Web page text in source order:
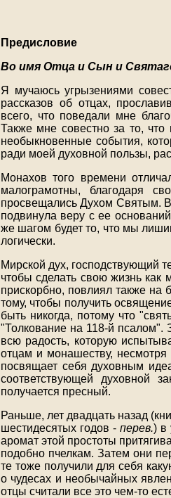
Предисловие
Во имя Отца и Сын и
Я мучаюсь угрызениями
рассказов об отцах,
всего, что поведали мне
Также мне совестно за то,
необыкновенные события,
ради моей духовной пользы,
Монахов того времени
малограмотны, благодаря
просвещались Духом Святым. В
подвинула веру с ее
же шагом будет то, что мы
логически.
Мирской дух, господствующий
чтобы сделать свою жизнь как
прискорбно, повлиял также на
тому, чтобы получить
быть никогда, потому что
"Толкование на 118-й псалом".
всю радость, которую
отцам и монашеству,
посвящает себя духовным
соответствующей духовной
получается пресный.
Раньше, лет двадцать назад
шестидесятых годов -перев.) в
аромат этой простоты
подобно пчелкам. Затем они
те тоже получили для себя
о чудесах и необычайных
отцы считали все это чем-то